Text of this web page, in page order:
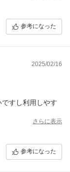
参考になった
2025/02/16
すし利用しやす
満足しています。
さらに表示
参考になった